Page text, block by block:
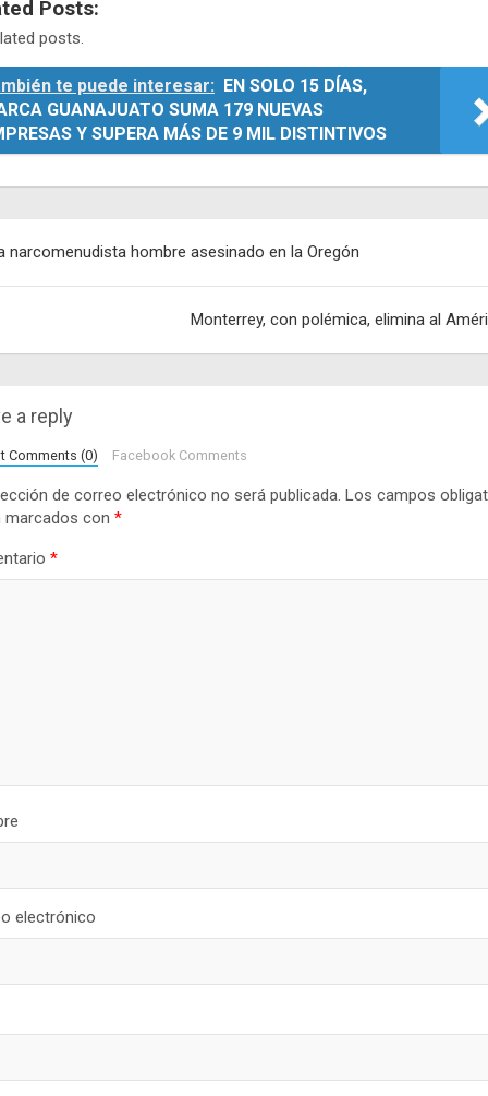
Posts:
posts.
te puede interesar: EN SOLO 15 DÍAS,
GUANAJUATO SUMA 179 NUEVAS
Y SUPERA MÁS DE 9 MIL DISTINTIVOS
narcomenudista hombre asesinado en la Oregón
Monterrey, con polémica, elimina al
a reply
Comments (0) Facebook Comments
de correo electrónico no será publicada. Los campos
marcados con *
*
electrónico